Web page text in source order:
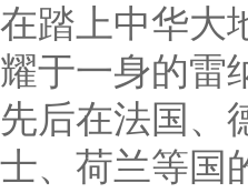
在踏上中华大
耀于一身的雷
先后在法国、
士、荷兰等国